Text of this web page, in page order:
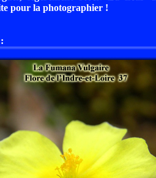
pour la photographier !